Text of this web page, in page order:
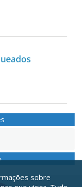
sobre